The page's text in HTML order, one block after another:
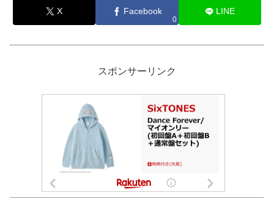
X Facebook
0
LINE
スポンサーリンク